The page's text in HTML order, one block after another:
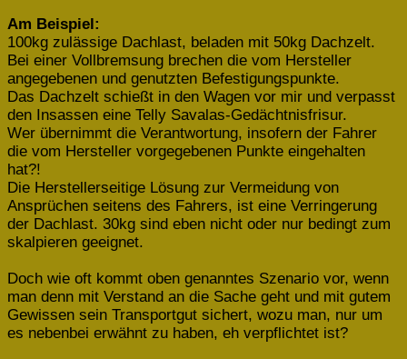
Am Beispiel:
100kg zulässige Dachlast, beladen mit 50kg Dachzelt.
Bei einer Vollbremsung brechen die vom Hersteller
angegebenen und genutzten Befestigungspunkte.
Das Dachzelt schießt in den Wagen vor mir und verpasst
den Insassen eine Telly Savalas-Gedächtnisfrisur.
Wer übernimmt die Verantwortung, insofern der Fahrer
die vom Hersteller vorgegebenen Punkte eingehalten
hat?!
Die Herstellerseitige Lösung zur Vermeidung von
Ansprüchen seitens des Fahrers, ist eine Verringerung
der Dachlast. 30kg sind eben nicht oder nur bedingt zum
skalpieren geeignet.
Doch wie oft kommt oben genanntes Szenario vor, wenn
man denn mit Verstand an die Sache geht und mit gutem
Gewissen sein Transportgut sichert, wozu man, nur um
es nebenbei erwähnt zu haben, eh verpflichtet ist?